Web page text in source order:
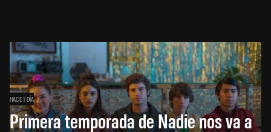
HACE 1 DÍA
Primera temporada de Nadie nos va a